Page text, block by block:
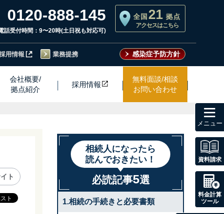
0120-888-145
話受付時間：9〜20時(土日祝も対応可)
全国 21 拠点
アクセスはこちら
用情報 業務提携 感染症予防方針
会社概要/
拠点紹介
採用情報
無料面談/相談
お問い合わせ
ト
相続人になったら
読んでおきたい！
必読記事5選
1.相続の手続きと必要書類
資料請求
料金計算
ツール